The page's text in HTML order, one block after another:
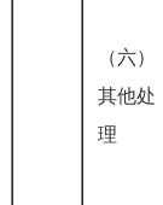
（六）
其他处
理